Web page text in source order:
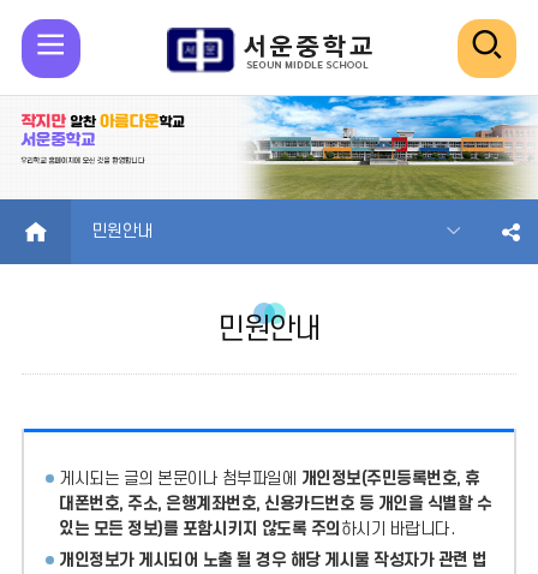
모
바
일
메
뉴
검
색
열
기
HOME 민원안내
민원안내
게시되는 글의 본문이나 첨부파일에 개인정보(주민등록번호, 휴
대폰번호, 주소, 은행계좌번호, 신용카드번호 등 개인을 식별할 수
있는 모든 정보)를 포함시키지 않도록 주의 하시기 바랍니다.
개인정보가 게시되어 노출 될 경우 해당 게시물 작성자가 관련 법